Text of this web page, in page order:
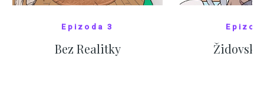
Epizoda 3
Bez Realitky